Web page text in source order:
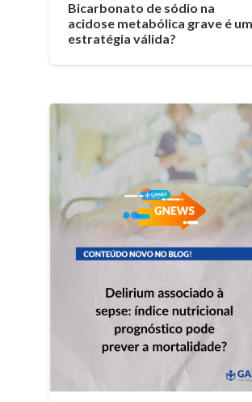
Bicarbonato de sódio na
acidose metabólica grave é
estratégia válida?